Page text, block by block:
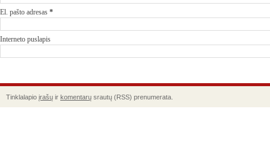
El. pašto adresas *
Interneto puslapis
Tinklalapio įrašų ir komentarų srautų (RSS) prenumerata.